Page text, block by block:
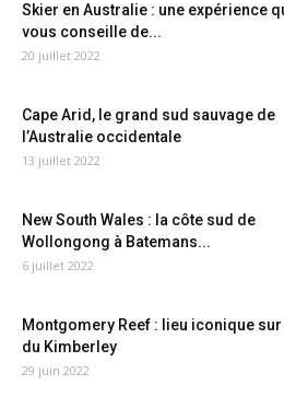
Skier en Australie : une expérience
vous conseille de...
20 juillet 2022
Cape Arid, le grand sud sauvage de
l’Australie occidentale
13 juillet 2022
New South Wales : la côte sud de
Wollongong à Batemans...
6 juillet 2022
Montgomery Reef : lieu iconique
du Kimberley
29 juin 2022